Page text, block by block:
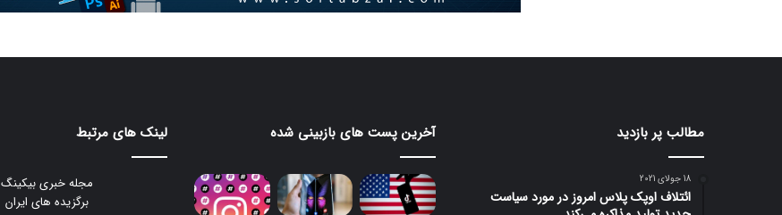
ر
م
گ
د
س
مطالب پر بازدید
18 جولای 2021
ائتلاف اوپک پلاس امروز در مورد سیاست
آخرین پست های بازبینی شده لینک های مرتبط
مجله خبری بیکینگ
برگزیده های ایران